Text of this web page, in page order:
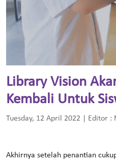
Library Vision
Kembali Untuk
Tuesday, 12 April 2022 | Editor :
Akhirnya setelah penantian